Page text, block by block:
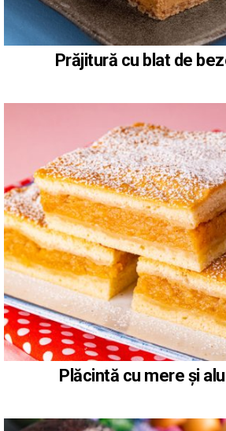
Prăjitură cu blat de
Plăcintă cu mere și